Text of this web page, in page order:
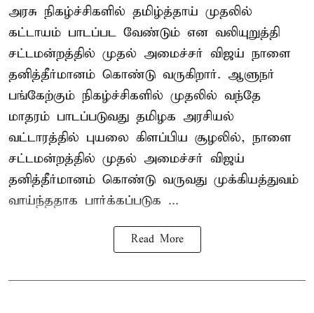
அரசு நிகழ்ச்சிகளில் தமிழ்த்தாய் முதலில்
கட்டாயம் பாடப்பட வேண்டும் என வலியுறுத்தி
சட்டமன்றத்தில் முதல் அமைச்சர் விஜய் நாளை
தனித்தீர்மானம் கொண்டு வருகிறார். ஆளுநர்
பங்கேற்கும் நிகழ்ச்சிகளில் முதலில் வந்தே
மாதரம் பாடப்படுவது தமிழக அரசியல்
வட்டாரத்தில் புயலை கிளப்பிய சூழலில், நாளை
சட்டமன்றத்தில் முதல் அமைச்சர் விஜய்
தனித்தீர்மானம் கொண்டு வருவது முக்கியத்துவம்
வாய்ந்ததாக பார்க்கப்படுக ...
Read More